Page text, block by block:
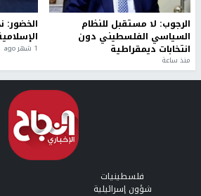
الرجوب: لا مستقبل للنظام
السياسي الفلسطيني دون
انتخابات ديمقراطية
منذ ساعة
الخضور:
1 شهر ago
فلسطينيات
شؤون إسرائيلية